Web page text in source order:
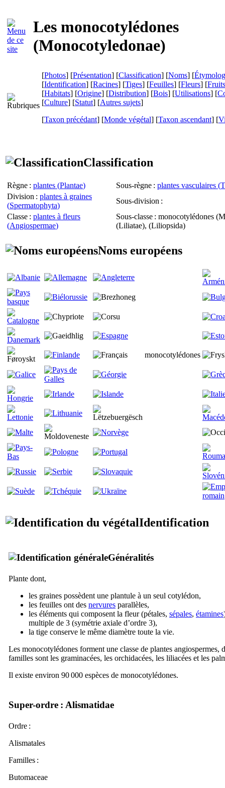
Les monocotylédones
(Monocotyledonae)
[Photos] [Présentation] [Classification] [Noms] [
[Identification] [Racines] [Tiges] [Feuilles] [Fleurs] [Fruits
[Habitats] [Origine] [Distribution] [Bois] [Utilisations] [
[Culture] [Statut] [Autres sujets]
[Taxon précédant] [Monde végétal] [Taxon ascendant] [
Classification
Règne : plantes (Plantae) Sous-règne : plantes vasculaires (
Division : plantes à graines
(Spermatophyta)
Sous-division :
Classe : plantes à fleurs
(Angiospermae)
Sous-classe : monocotylédones (
(Liliatae), (Liliopsida)
Noms européens
monocotylédones
Identification
Généralités
Plante dont,
les graines possèdent une plantule à un seul cotylédon,
les feuilles ont des nervures parallèles,
les éléments qui composent la fleur (pétales, sépales, étamines
multiple de 3 (symétrie axiale d’ordre 3),
la tige conserve le même diamètre toute la vie.
Les monocotylédones forment une classe de plantes angiospermes,
familles sont les graminacées, les orchidacées, les liliacées et les
Il existe environ 90 000 espèces de monocotylédones.
Super-ordre : Alismatidae
Ordre :
Alismatales
Familles :
Butomaceae